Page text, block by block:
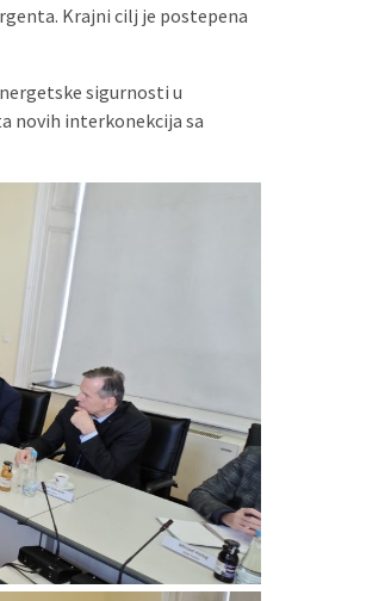
Krajni cilj je postepena
sigurnosti u
novih interkonekcija sa